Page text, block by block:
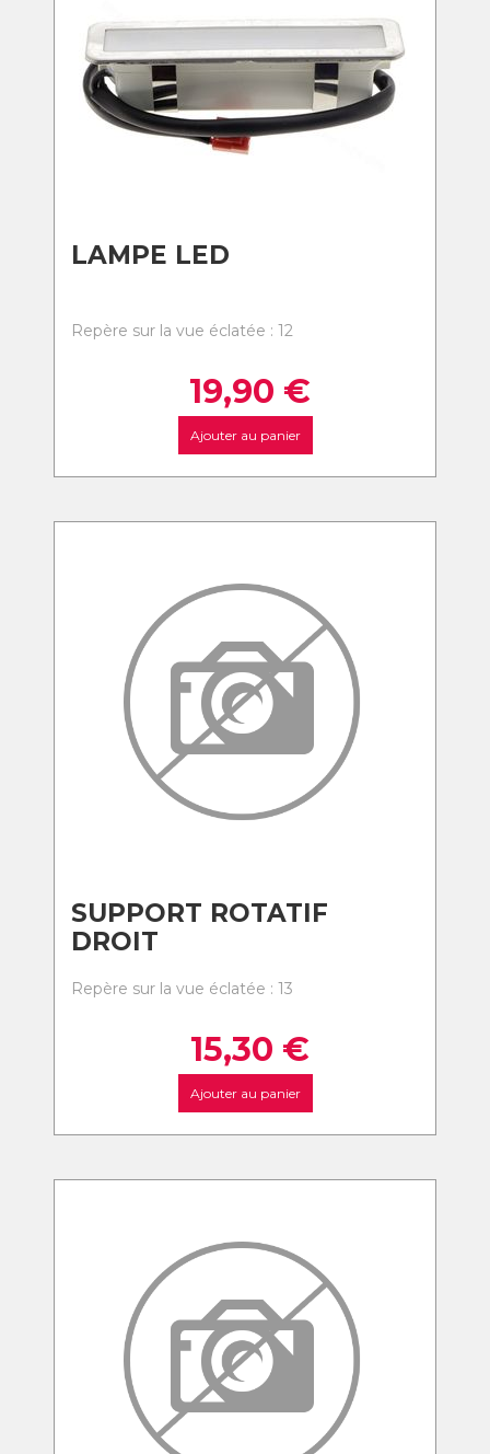
LAMPE LED
Repère sur la vue éclatée : 12
19,90 €
Ajouter au panier
SUPPORT ROTATIF
DROIT
Repère sur la vue éclatée : 13
15,30 €
Ajouter au panier